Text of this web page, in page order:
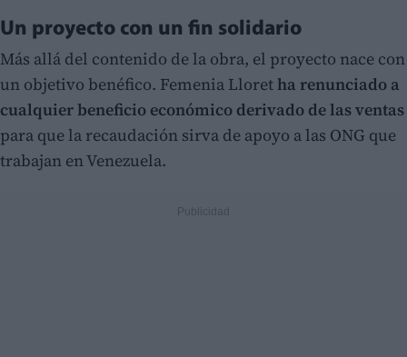
Un proyecto con un fin solidario
Más allá del contenido de la obra, el proyecto nace con
un objetivo benéfico. Femenia Lloretha renunciado a
cualquier beneficio económico derivado de las ventas
para que la recaudación sirva de apoyo a las ONG que
trabajan en Venezuela.